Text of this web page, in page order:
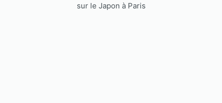
sur le Japon à Paris